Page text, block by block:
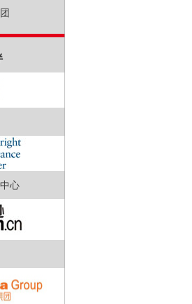
心